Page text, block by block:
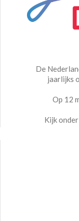
De
jaarlijks
Op 12
Kijk